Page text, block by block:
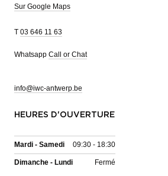
Sur Google Maps
T 03 646 11 63
Whatsapp Call or Chat
info@iwc-antwerp.be
HEURES D'OUVERTURE
Mardi - Samedi 09:30 - 18:30
Dimanche - Lundi Fermé